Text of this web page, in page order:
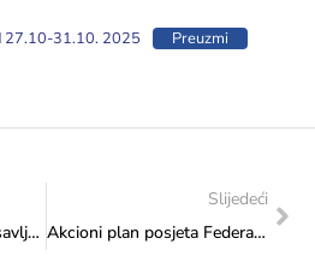
27.10-31.10. 2025 Preuzmi
Čestitka ministrice Vlaisavljević Franjevačkom samostanu Rama-Šćit
Slijedeći
Akcioni plan posjeta Federalnog ministarstva kulture i sporta: Realizovana posjeta Udruženju za podršku osobama s mentalnim poteškoćama i invaliditetom “Menssana” u Sarajevu